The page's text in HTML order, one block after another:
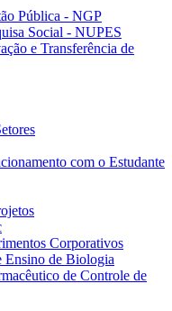
Pública - NGP
Social - NUPES
e Transferência de
com o Estudante
Corporativos
Ensino de Biologia
de Controle de